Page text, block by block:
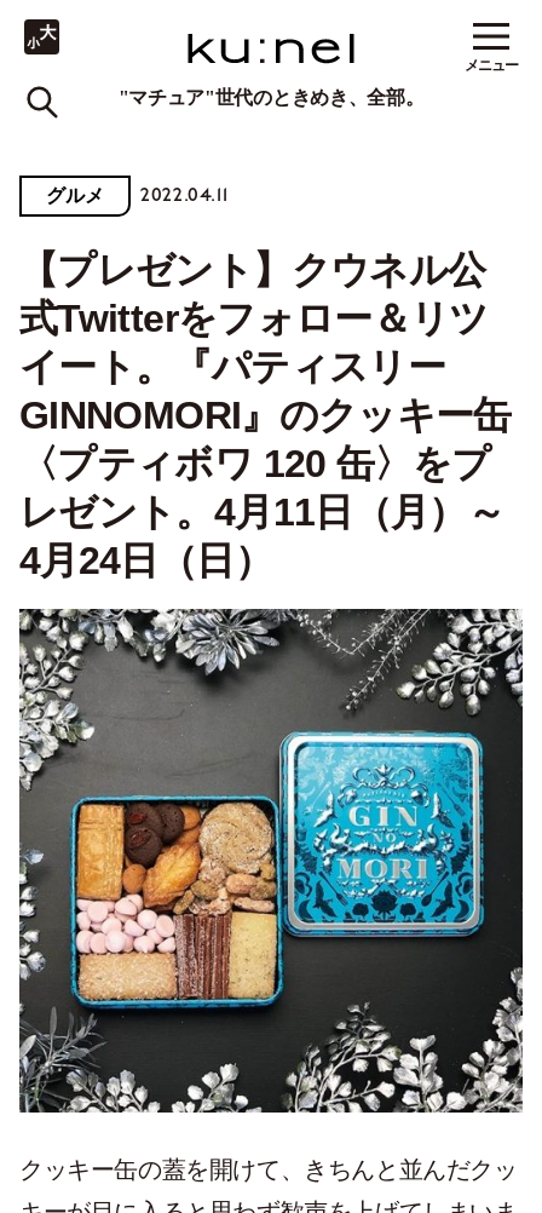
"マチュア"世代のときめき、全部。
メニュー
グルメ 2022.04.11
【プレゼント】クウネル公
式Twitterをフォロー＆リツ
イート。『パティスリー
GINNOMORI』のクッキー缶
〈プティボワ 120 缶〉をプ
レゼント。4月11日（月）～
4月24日（日）
クッキー缶の蓋を開けて、きちんと並んだクッ